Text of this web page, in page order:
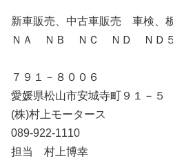
新車販売、中古車販売 車検、
ＮＡ ＮＢ ＮＣ ＮＤ ＮＤ５
７９１－８００６
愛媛県松山市安城寺町９１－５
(株)村上モータース
089-922-1110
担当 村上博幸